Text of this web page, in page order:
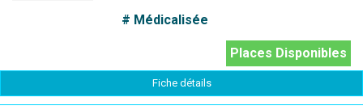
# Médicalisée
Places Disponibles
Fiche détails